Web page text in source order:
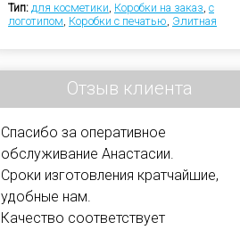
Тип: для косметики, Коробки на заказ, с
логотипом, Коробки с печатью, Элитная
Отзыв клиента
Спасибо за оперативное
обслуживание Анастасии.
Сроки изготовления кратчайшие,
удобные нам.
Качество соответствует